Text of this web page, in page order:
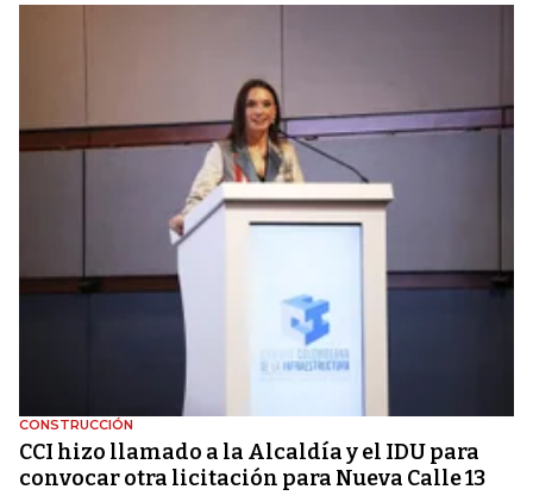
CONSTRUCCIÓN
CCI hizo llamado a la Alcaldía y el IDU para
convocar otra licitación para Nueva Calle 13